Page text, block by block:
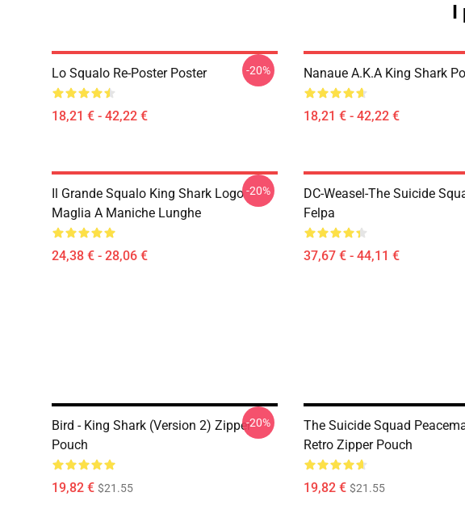
I
Lo Squalo Re-Poster Poster
18,21 € - 42,22 €
-20% Nanaue A.K.A King Shark
18,21 € - 42,22 €
Il Grande Squalo King Shark Logo
Maglia A Maniche Lunghe
24,38 € - 28,06 €
-20%
DC-Weasel-The Suicide
Felpa
37,67 € - 44,11 €
Bird - King Shark (Version 2) Zipper
Pouch
19,82 € $21.55
-20%
The Suicide Squad
Retro Zipper Pouch
19,82 € $21.55